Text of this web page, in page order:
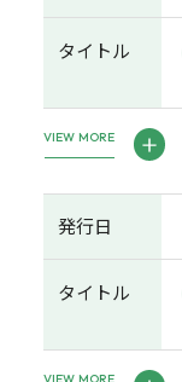
タイトル
VIEW MORE
発行日
タイトル